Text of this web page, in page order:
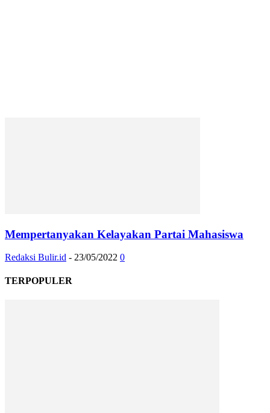
Mempertanyakan Kelayakan Partai Mahasiswa
Redaksi Bulir.id - 23/05/2022 0
TERPOPULER